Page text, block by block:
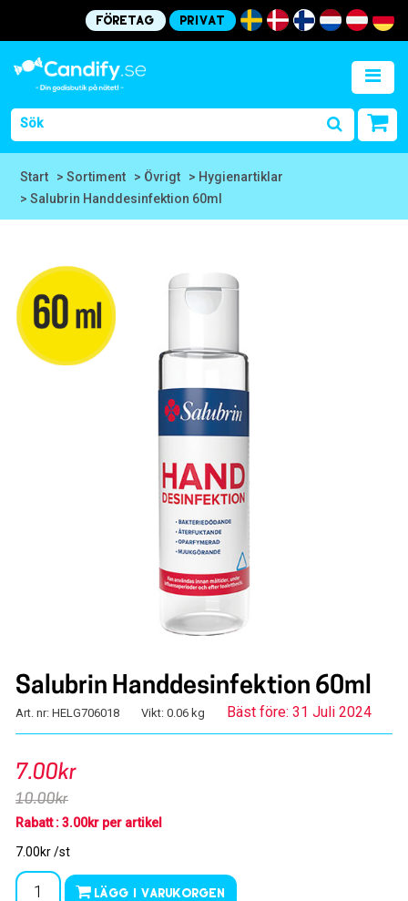
Företag Privat
Start > Sortiment > Övrigt
> Hygienartiklar
> Salubrin Handdesinfektion 60ml
Salubrin Handdesinfektion 60ml
Art. nr: HELG706018 Vikt: 0.06 kg Bäst före: 31 Juli 2024
7.00kr
10.00kr
Rabatt : 3.00kr per artikel
7.00kr /st
Lägg i varukorgen